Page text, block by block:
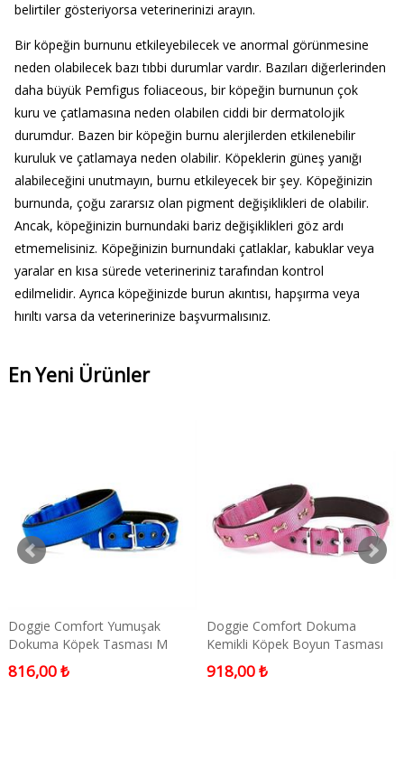
belirtiler gösteriyorsa veterinerinizi arayın.
Bir köpeğin burnunu etkileyebilecek ve anormal görünmesine
neden olabilecek bazı tıbbi durumlar vardır. Bazıları diğerlerinden
daha büyük Pemfigus foliaceous, bir köpeğin burnunun çok
kuru ve çatlamasına neden olabilen ciddi bir dermatolojik
durumdur. Bazen bir köpeğin burnu alerjilerden etkilenebilir
kuruluk ve çatlamaya neden olabilir. Köpeklerin güneş yanığı
alabileceğini unutmayın, burnu etkileyecek bir şey. Köpeğinizin
burnunda, çoğu zararsız olan pigment değişiklikleri de olabilir.
Ancak, köpeğinizin burnundaki bariz değişiklikleri göz ardı
etmemelisiniz. Köpeğinizin burnundaki çatlaklar, kabuklar veya
yaralar en kısa sürede veterineriniz tarafından kontrol
edilmelidir. Ayrıca köpeğinizde burun akıntısı, hapşırma veya
hırıltı varsa da veterinerinize başvurmalısınız.
En Yeni Ürünler
Doggie Comfort Yumuşak
Dokuma Köpek Tasması M
2,5x37-45cm Mavi Medium
816,00 ₺
Doggie Comfort Dokuma
Kemikli Köpek Boyun Tasması
Medium Mor 3x42-50 Cm
918,00 ₺